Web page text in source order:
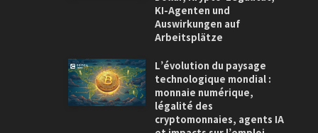
KI-Agenten und
Auswirkungen auf
Arbeitsplätze
L’évolution du paysage
technologique mondial :
monnaie numérique,
légalité des
cryptomonnaies, agents IA